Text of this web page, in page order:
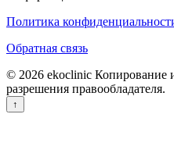
Политика
Обратная связь
© 2026 ekoclinic Копирование
разрешения правообладателя.